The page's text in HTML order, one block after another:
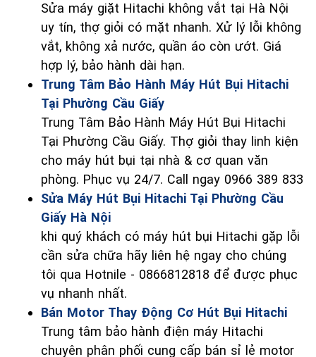
Sửa máy giặt Hitachi không vắt tại Hà Nội
uy tín, thợ giỏi có mặt nhanh. Xử lý lỗi không
vắt, không xả nước, quần áo còn ướt. Giá
hợp lý, bảo hành dài hạn.
Trung Tâm Bảo Hành Máy Hút Bụi Hitachi
Tại Phường Cầu Giấy
Trung Tâm Bảo Hành Máy Hút Bụi Hitachi
Tại Phường Cầu Giấy. Thợ giỏi thay linh kiện
cho máy hút bụi tại nhà & cơ quan văn
phòng. Phục vụ 24/7. Call ngay 0966 389 833
Sửa Máy Hút Bụi Hitachi Tại Phường Cầu
Giấy Hà Nội
khi quý khách có máy hút bụi Hitachi gặp lỗi
cần sửa chữa hãy liên hệ ngay cho chúng
tôi qua Hotnile - 0866812818 để được phục
vụ nhanh nhất.
Bán Motor Thay Động Cơ Hút Bụi Hitachi
Trung tâm bảo hành điện máy Hitachi
chuyên phân phối cung cấp bán sỉ lẻ motor